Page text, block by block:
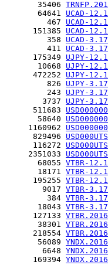
       35406
       64641
UCAD-
         467
UCAD-
      151385
UCAD-
         358
UCAD-
         411
UCAD-
      175349
UJPY-
       10668
UJPY-
      472252
UJPY-
         826
UJPY-
         243
UJPY-
        3737
UJPY-
      511683
       58640
     1160962
      829496
      116272
     2351033
       68055
VTBR-
       18171
VTBR-
      195255
VTBR-
        9017
VTBR-
         384
VTBR-
       18043
VTBR-
      127133
       38301
      218554
       56089
        6648
      169394